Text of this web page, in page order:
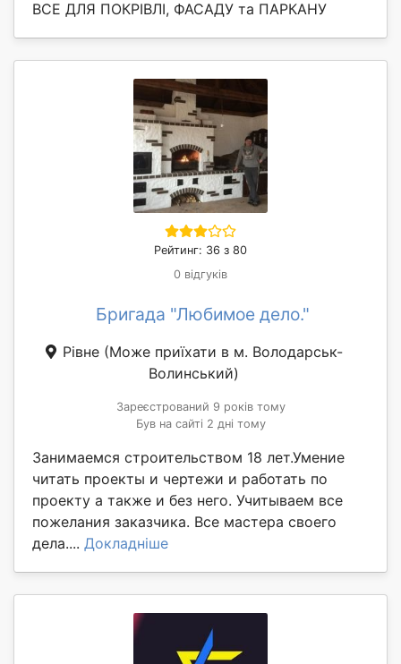
ВСЕ ДЛЯ ПОКРІВЛІ, ФАСАДУ та ПАРКАНУ
Рейтинг: 36 з 80
0 відгуків
Бригада "Любимое дело."
Рівне (Може приїхати в м. Володарськ-
Волинський)
Зареєстрований 9 років тому
Був на сайті 2 дні тому
Занимаемся строительством 18 лет.Умение
читать проекты и чертежи и работать по
проекту а также и без него. Учитываем все
пожелания заказчика. Все мастера своего
дела.... Докладніше